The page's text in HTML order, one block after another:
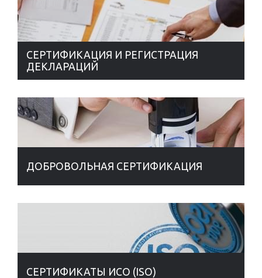
СЕРТИФИКАЦИЯ И РЕГИСТРАЦИЯ
ДЕКЛАРАЦИЙ
ДОБРОВОЛЬНАЯ СЕРТИФИКАЦИЯ
СЕРТИФИКАТЫ ИСО (ISO)